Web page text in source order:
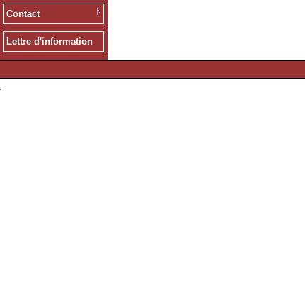
Contact
Lettre d'information